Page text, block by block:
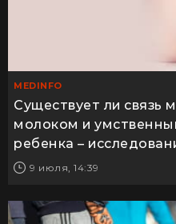
MEDINFO
Существует ли связь
молоком и
ребенка –
9 июля, 14:39